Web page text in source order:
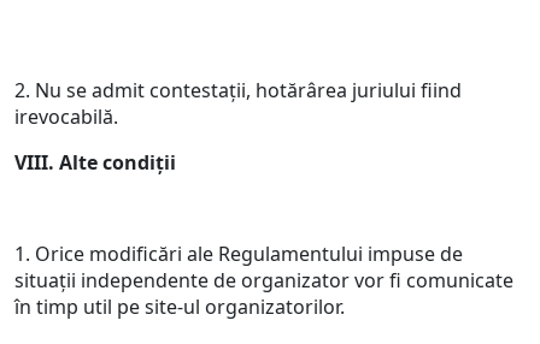
2. Nu se admit contestaţii, hotărârea juriului fiind
irevocabilă.
VIII. Alte condiții
1. Orice modificări ale Regulamentului impuse de
situații independente de organizator vor fi comunicate
în timp util pe site‐ul organizatorilor.